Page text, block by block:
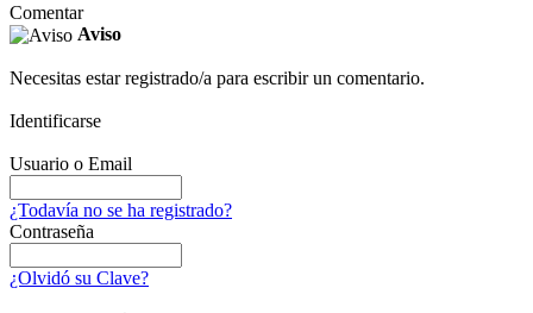
Comentar
Aviso
Necesitas estar registrado/a para escribir un comentario.
Identificarse
Usuario o Email
¿Todavía no se ha registrado?
Contraseña
¿Olvidó su Clave?